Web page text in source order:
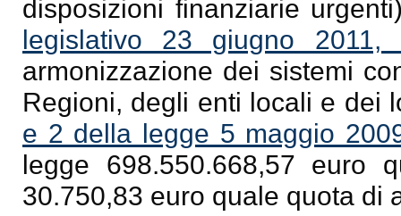
disposizioni finanziarie
legislativo 23 giugno 2011,
armonizzazione dei sistemi
Regioni, degli enti locali e dei
e 2 della legge 5 maggio
legge 698.550.668,57 euro
30.750,83 euro quale quota di